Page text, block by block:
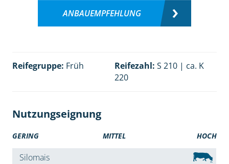
ANBAUEMPFEHLUNG
Reifegruppe: Früh Reifezahl: S 210 | ca. K
220
Nutzungseignung
GERING MITTEL HOCH
Silomais